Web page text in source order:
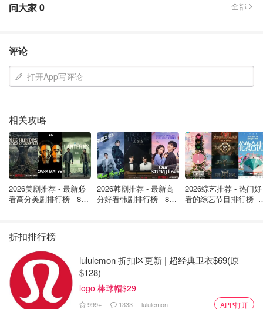
问大家0 全部
评论
打开App写评论
相关攻略
2026美剧推荐 - 最新必
看高分美剧排行榜 - 8月
2026韩剧推荐 - 最新高
分好看韩剧排行榜 - 8月
2026综艺推荐 - 热门好
看的综艺节目排行榜 -
折扣排行榜
lululemon 折扣区更新 | 超经典卫衣$69(原
$128)
logo 棒球帽$29
999+ 1333 lululemon APP打开